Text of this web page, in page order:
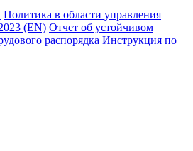
Политика в области управления
(EN) Отчет об устойчивом
распорядка Инструкция по